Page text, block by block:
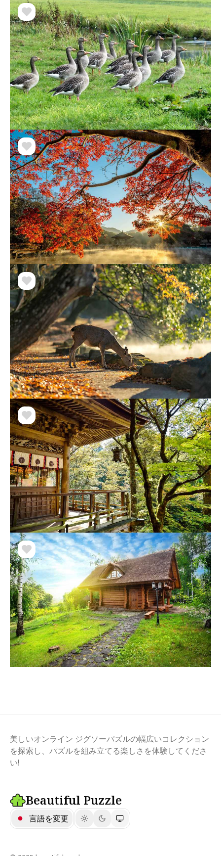
美しいオンライン ジグソーパズルの幅広いコレクション
を探索し、パズルを組み立てる楽しさを体験してくださ
い!
Beautiful Puzzle
言語を変更